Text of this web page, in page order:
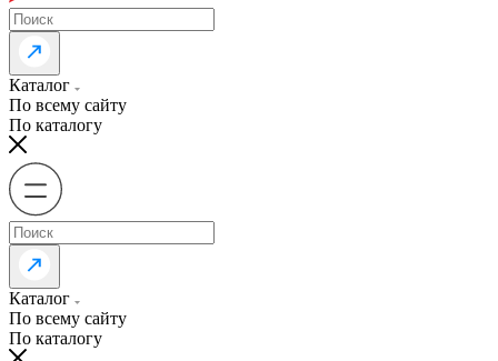
Каталог
По всему сайту
По каталогу
Каталог
По всему сайту
По каталогу